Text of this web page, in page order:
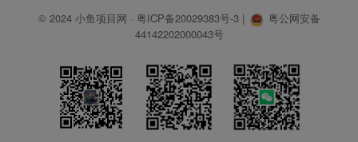
© 2024 小鱼项目网 · 粤ICP备20029383号-3|
粤公网安备
44142202000043号